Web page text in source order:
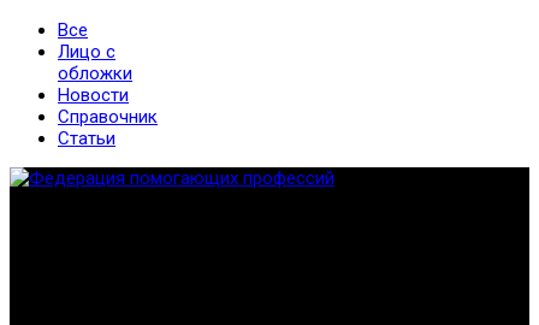
Все
Лицо с
обложки
Новости
Справочник
Статьи